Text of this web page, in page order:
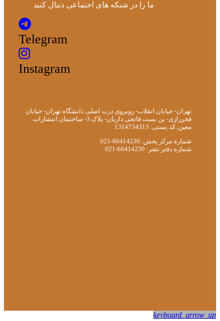
ما را در شبکه های اجتماعی دنبال کنید
Telegram
Instagram
تهران- خیابان انقلاب- روبروی درب اصلی دانشگاه تهران- خیابان
فخررازی- بن بست فاتحی داریان- پلاک 3- ساختمان انتشارات
معین, کد پستی: 1314734313
شماره مرکز پخش: 66414230-021
شماره دفتر نشر: 66414230-021
keyboard_arrow_up